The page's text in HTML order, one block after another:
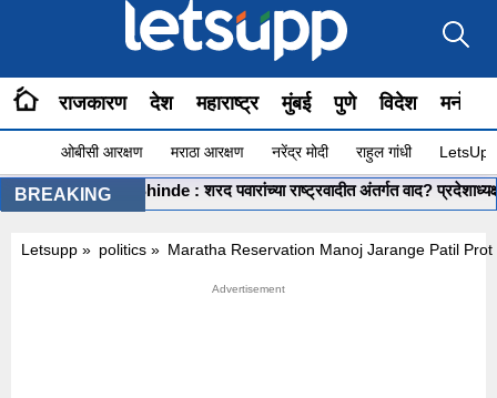
राजकारण देश महाराष्ट्र मुंबई पुणे विदेश
ओबीसी आरक्षण मराठा आरक्षण नरेंद्र मोदी राहुल गांधी
BREAKING
Shashikant Shinde : शरद पवारांच्या राष्ट्रवादीत अंतर्गत वाद? प्रदेशाध्यक्ष
Letsupp » politics » Maratha Reservation Manoj Jarange Patil